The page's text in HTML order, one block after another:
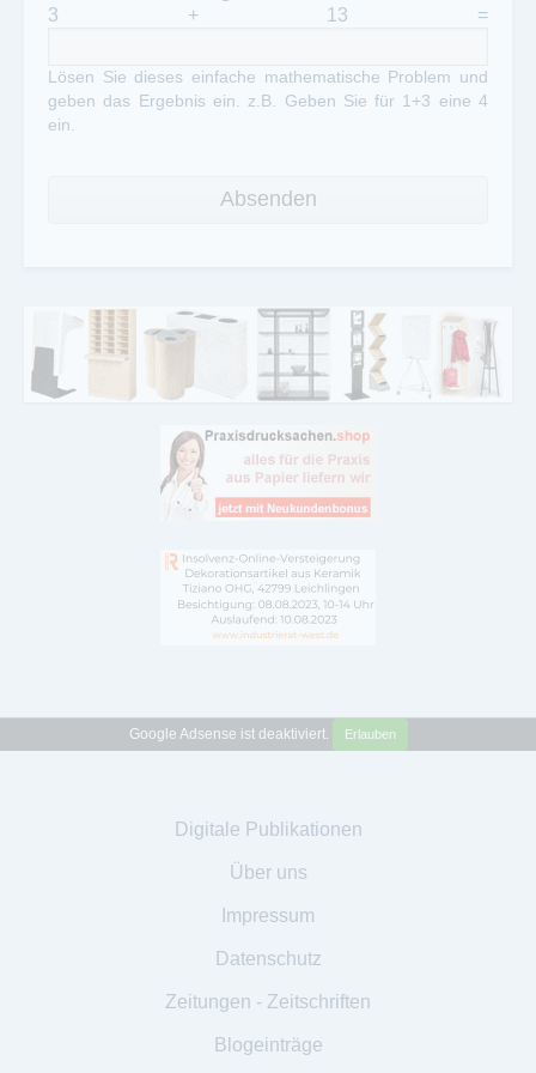
3 + 13 =
Lösen Sie dieses einfache mathematische Problem und
geben das Ergebnis ein. z.B. Geben Sie für 1+3 eine 4
ein.
Google Adsense ist deaktiviert. Erlauben
Digitale Publikationen
Über uns
Impressum
Datenschutz
Zeitungen - Zeitschriften
Blogeinträge